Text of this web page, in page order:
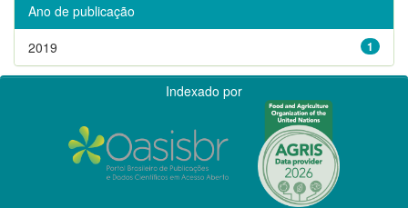
Ano de publicação
1
2019
Indexado por